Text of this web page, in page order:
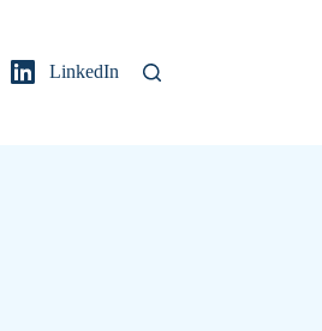
LinkedIn